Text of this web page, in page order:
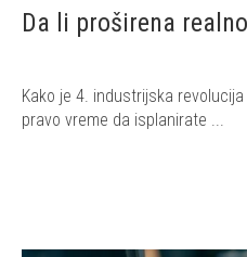
Da li proširena
Kako je 4. industrijska
pravo vreme da isplanirate ...